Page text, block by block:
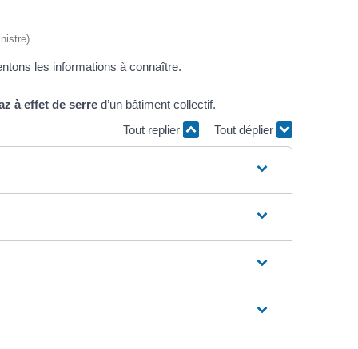
les informations à connaître.
à effet de serre d’un bâtiment collectif.
Tout replier
Tout déplier